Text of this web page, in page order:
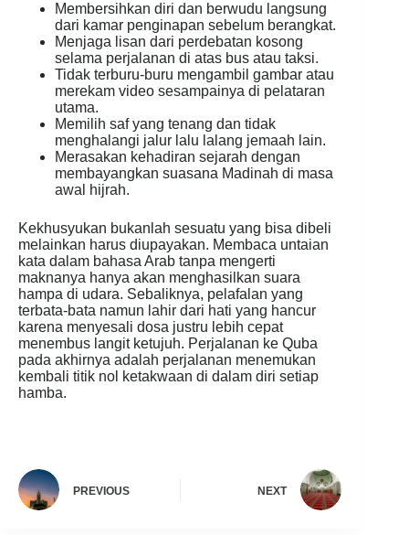
Membersihkan diri dan berwudu langsung
dari kamar penginapan sebelum berangkat.
Menjaga lisan dari perdebatan kosong
selama perjalanan di atas bus atau taksi.
Tidak terburu-buru mengambil gambar atau
merekam video sesampainya di pelataran
utama.
Memilih saf yang tenang dan tidak
menghalangi jalur lalu lalang jemaah lain.
Merasakan kehadiran sejarah dengan
membayangkan suasana Madinah di masa
awal hijrah.
Kekhusyukan bukanlah sesuatu yang bisa dibeli
melainkan harus diupayakan. Membaca untaian
kata dalam bahasa Arab tanpa mengerti
maknanya hanya akan menghasilkan suara
hampa di udara. Sebaliknya, pelafalan yang
terbata-bata namun lahir dari hati yang hancur
karena menyesali dosa justru lebih cepat
menembus langit ketujuh. Perjalanan ke Quba
pada akhirnya adalah perjalanan menemukan
kembali titik nol ketakwaan di dalam diri setiap
hamba.
PREVIOUS NEXT